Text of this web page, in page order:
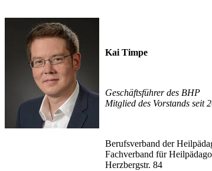
Kai Timpe
Geschäftsführer des BHP
Mitglied des Vorstands seit
Berufsverband der
Fachverband für
Herzbergstr. 84